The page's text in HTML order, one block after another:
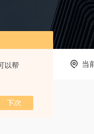
以帮
当